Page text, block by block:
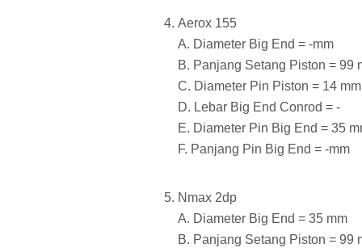
Aerox 155
A. Diameter Big End = -mm
B. Panjang Setang Piston = 99
C. Diameter Pin Piston = 14 mm
D. Lebar Big End Conrod = -
E. Diameter Pin Big End = 35
F. Panjang Pin Big End = -mm
Nmax 2dp
A. Diameter Big End = 35 mm
B. Panjang Setang Piston = 99